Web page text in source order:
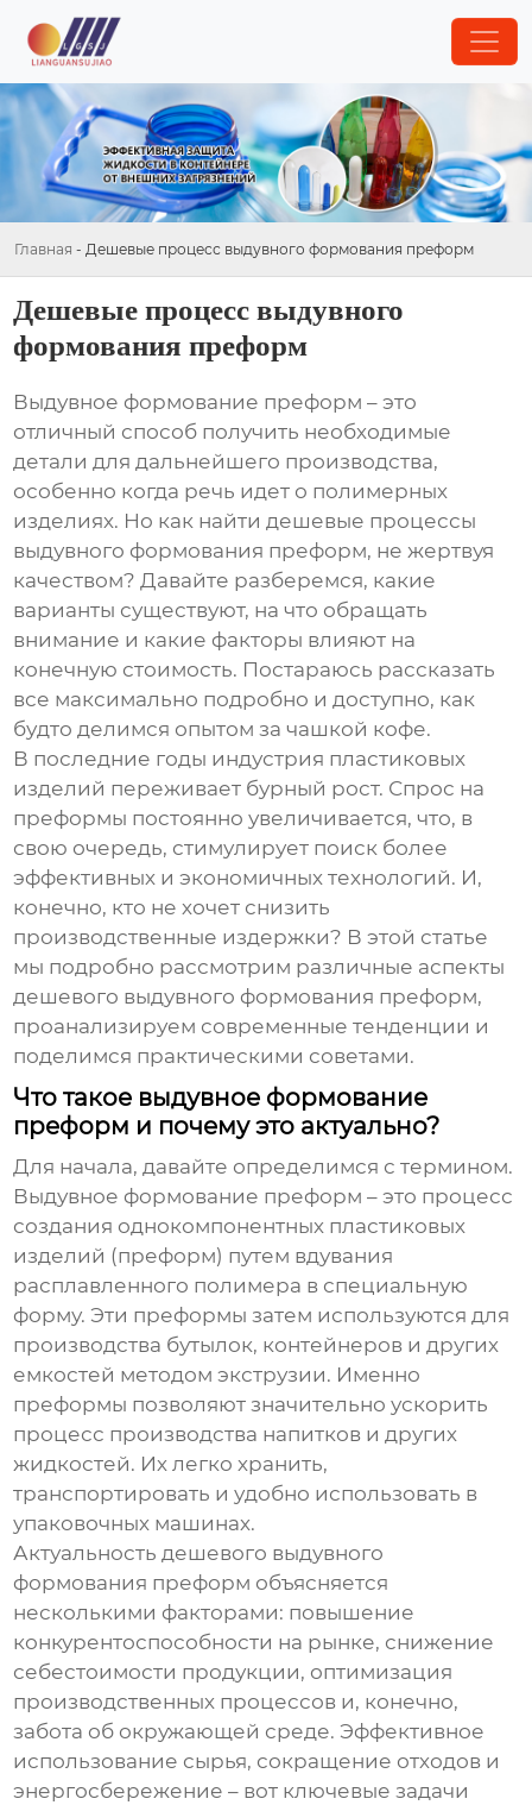
Главная - Дешевые процесс выдувного формования преформ
Дешевые процесс выдувного
формования преформ
Выдувное формование преформ – это
отличный способ получить необходимые
детали для дальнейшего производства,
особенно когда речь идет о полимерных
изделиях. Но как найтидешевые процессы
выдувного формования преформ, не жертвуя
качеством? Давайте разберемся, какие
варианты существуют, на что обращать
внимание и какие факторы влияют на
конечную стоимость. Постараюсь рассказать
все максимально подробно и доступно, как
будто делимся опытом за чашкой кофе.
В последние годы индустрия пластиковых
изделий переживает бурный рост. Спрос на
преформы постоянно увеличивается, что, в
свою очередь, стимулирует поиск более
эффективных и экономичных технологий. И,
конечно, кто не хочет снизить
производственные издержки? В этой статье
мы подробно рассмотрим различные аспекты
дешевого выдувного формования преформ,
проанализируем современные тенденции и
поделимся практическими советами.
Что такое выдувное формование
преформ и почему это актуально?
Для начала, давайте определимся с термином.
Выдувное формование преформ – это процесс
создания однокомпонентных пластиковых
изделий (преформ) путем вдувания
расплавленного полимера в специальную
форму. Эти преформы затем используются для
производства бутылок, контейнеров и других
емкостей методом экструзии. Именно
преформы позволяют значительно ускорить
процесс производства напитков и других
жидкостей. Их легко хранить,
транспортировать и удобно использовать в
упаковочных машинах.
Актуальностьдешевого выдувного
формования преформ объясняется
несколькими факторами: повышение
конкурентоспособности на рынке, снижение
себестоимости продукции, оптимизация
производственных процессов и, конечно,
забота об окружающей среде. Эффективное
использование сырья, сокращение отходов и
энергосбережение – вот ключевые задачи